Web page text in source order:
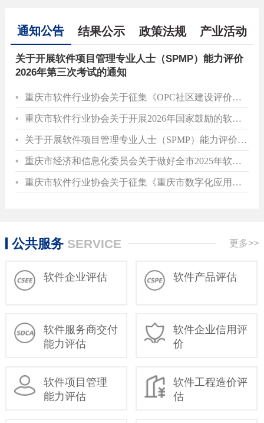
通知公告 结果公示 政策法规 产业活动
关于开展软件项目管理专业人士（SPMP）能力评价
2026年第三次考试的通知
重庆市软件行业协会关于征集《OPC社区建设评价规范》《OPC企业识别参考指南》两项团体标准参编单位的通知
重庆市软件行业协会关于开展2026年国家鼓励的软件企业评估的通知
关于开展软件项目管理专业人士（SPMP）能力评价2026年第二次考试的通知
重庆市经济和信息化委员会关于做好全市2025年软件和信息技术服务业统计年报及2026年定期统计报表工作的通知
重庆市软件行业协会关于征集《重庆市数字化应用结算审计规范》团体标准参编单位的通知
公共服务 SERVICE 更多>>
软件企业评估 软件产品评估
软件服务商交付
能力评估
软件企业信用评
价
软件项目管理
能力评估
软件工程造价评
估